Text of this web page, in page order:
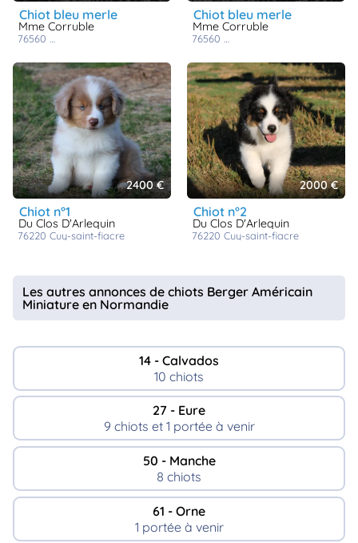
chiot bleu merle
Mme Corruble
76560
chiot bleu merle
Mme Corruble
76560
2400 €
chiot n°1
Du Clos D'Arlequin
76220 cuy-saint-fiacre
2000 €
chiot n°2
Du Clos D'Arlequin
76220 cuy-saint-fiacre
Les autres annonces de chiots Berger Américain
Miniature en Normandie
14 - Calvados
10 chiots
27 - Eure
9 chiots et 1 portée à venir
50 - Manche
8 chiots
61 - Orne
1 portée à venir